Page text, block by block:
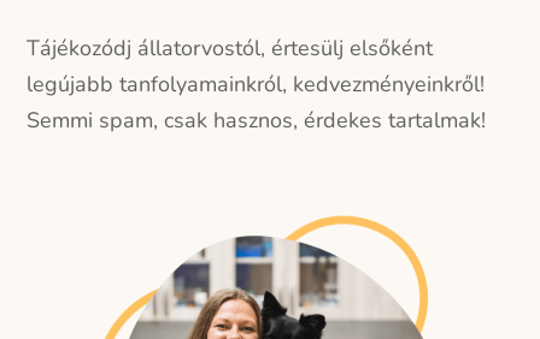
Tájékozódj állatorvostól, értesülj elsőként
legújabb tanfolyamainkról, kedvezményeinkről!
Semmi spam, csak hasznos, érdekes tartalmak!